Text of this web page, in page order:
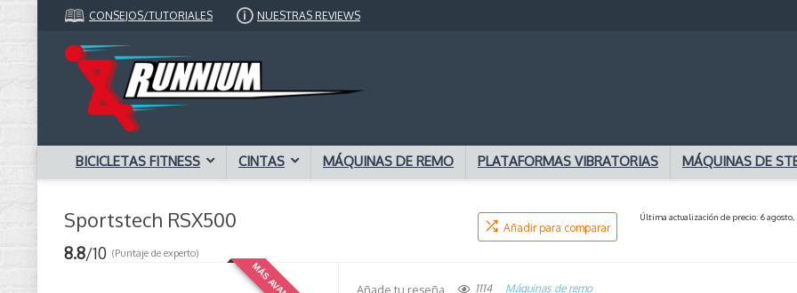
CONSEJOS/TUTORIALES NUESTRAS REVIEWS
BICICLETAS FITNESS CINTAS MÁQUINAS DE REMO PLATAFORMAS VIBRATORIAS MÁQUINAS DE
Última actualización de precio: 6 agosto,
Sportstech RSX500
8.8/10 (Puntaje de experto)
Añadir para comparar
Añade tu reseña 1114 Máquinas de remo